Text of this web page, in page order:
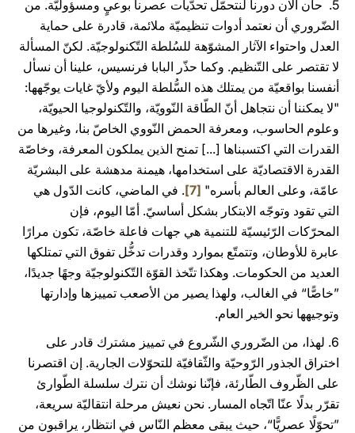
5. حان الان دورنا لنتحمّل تحدّيات عصرنا بوعيٍ ومسؤوليّة. من
الضّروري أن نعتمد أدوات تنظيميّة ملائمة، قادرة على حماية
العدل واحتواء الآثار المشوّهة للسُلطة التّكنولوجيّة. لكنّ المسألة
لا تقتصر على التّنظيم. وكما حذّر البابا فرنسيس، علينا أن نسأل
أنفسنا بواقعيّة من يمتلك هذه السُّلطة اليوم ولأيّ غايات يوجّهها:
"لا يمكننا أن نتجاهل أنّ الطّاقة النّوويّة، والتّكنولوجيا الحيويّة،
وعلوم الحاسوب، ومعرفة الحمض النّووي الخاصّ بنا، وغيرها من
القدرات التي اكتسبناها [...] تمنح الذين يملكون المعرفة، وخاصّة
القدرة الاقتصاديّة على استخدامها، هيمنة مدهشة على البشريّة
عامّة، وعلى العالم بأسره" [7]
. في الماضي، كانت الدّول هي
التي تقود وتوجّه الابتكار بشكل أساسيّ. أمّا اليوم، فإن
المحرّكات الرّئيسيّة للتنمية هي جهات فاعلة خاصّة، تكون مرارًا
عابرة للأوطان، وتتمتّع بموارد وقدرات تدخُّل تفوق التي تمتلكها
العديد من الحكومات. وهكذا تتّخذ القوّة التّكنولوجيّة وجهًا جديدًا،
”خاصًّا“ في الغالب، ولهذا يصير من الأصعب تمييزها وإدارتها
وتوجيهها نحو الخير العام.
6. لهذا، من الضّروري الشّروع في تمييز مشترك قادر على
اختراق الجذور الرّوحيّة والثّقافيّة للتحوّلات الجارية. إن اقتصرنا
على الظّروف الطّارئة، فإنّنا نوشك أن نترك سلسلة الطّوارئ
تقرّر بدلًا عنّا اتّجاه المسار. نحن نعيش مرحلة انتقاليّة سريعة،
”تحوّلًا عصريًّا“، حيث يبقى معظم النّاس في انتظار، يراقبون من